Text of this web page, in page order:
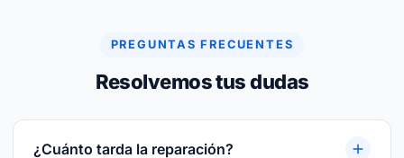
PREGUNTAS FRECUENTES
Resolvemos tus dudas
¿Cuánto tarda la reparación?